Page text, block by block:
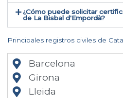
¿Cómo puede solicitar
de La Bisbal d'Empordà​?
Principales registros civiles de
Barcelona
Girona
Lleida